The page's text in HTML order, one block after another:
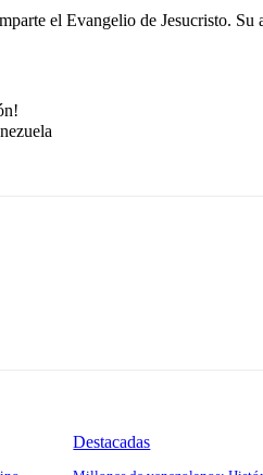
el Evangelio de Jesucristo. Su
Destacadas